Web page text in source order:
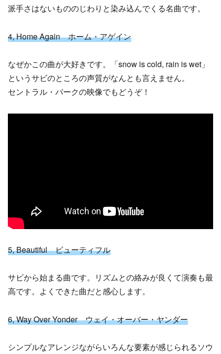
派手さはないもののじわりと染み込んでくる名曲です。
4, Home Again ホーム・アゲイン
なぜかこの曲が大好きです。「snow is cold, rain is wet」
というサビのところの声質がなんとも言えません。
セントラル・パークの映像でもどうぞ！
5,Beautiful ビューティフル
サビから始まる曲です。リズムとの絡みが良くて演奏も最
高です。よくできた曲だと感心します。
6, Way Over Yonder ウェイ・オーバー・ヤンダー
シンプルなアレンジながらいろんな要素が感じられるソウ